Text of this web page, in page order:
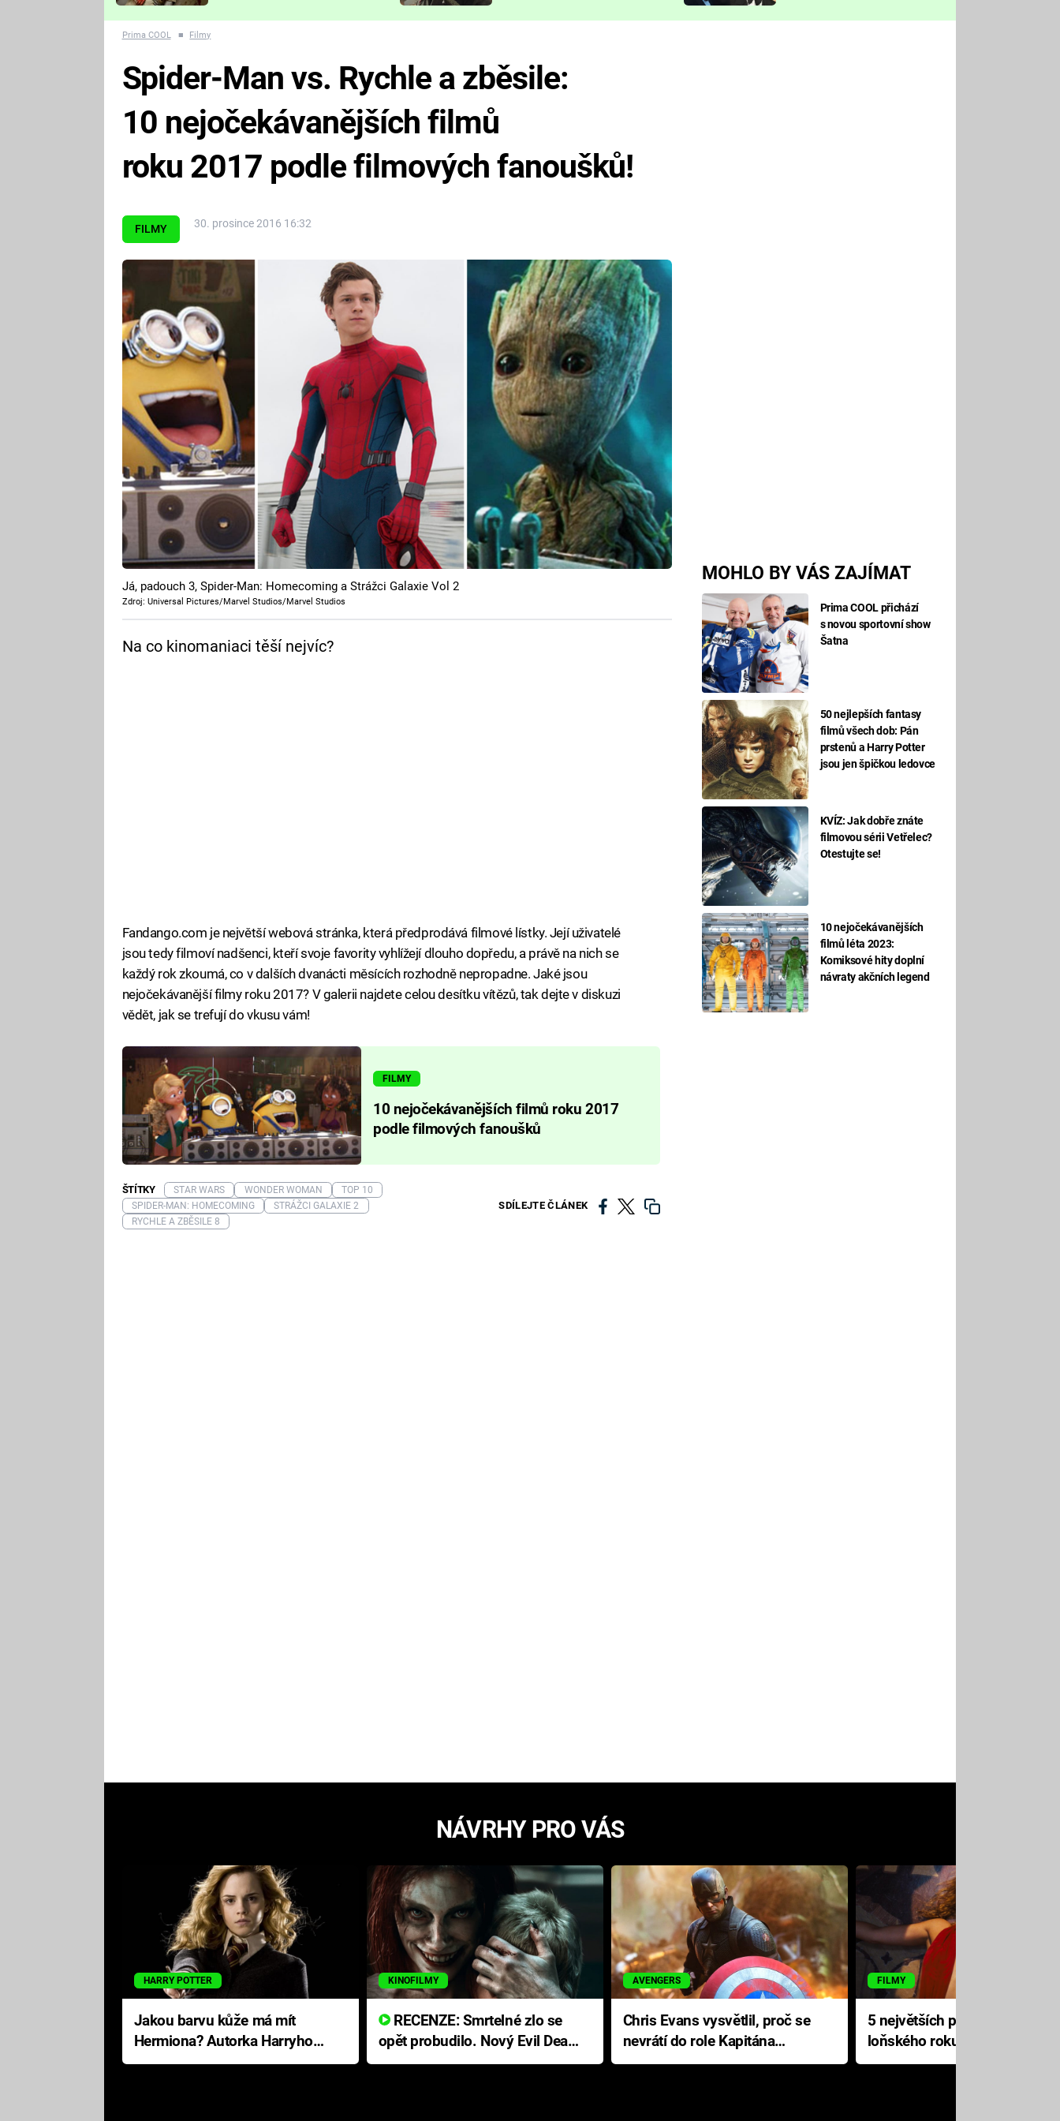
nejvíc zvednou tep?
Prima COOL ■ Filmy
FILMY 30. prosince 2016 16:32
MOHLO BY VÁS ZAJÍMAT
Prima COOL přichází
s novou sportovní show
Šatna
50 nejlepších fantasy
filmů všech dob: Pán
prstenů a Harry Potter
jsou jen špičkou ledovce
KVÍZ: Jak dobře znáte
filmovou sérii Vetřelec?
Otestujte se!
10 nejočekávanějších
filmů léta 2023:
Komiksové hity doplní
návraty akčních legend
Spider-Man vs. Rychle a zběsile:
10 nejočekávanějších filmů
roku 2017 podle filmových fanoušků!
Já, padouch 3, Spider-Man: Homecoming a Strážci Galaxie Vol 2
Zdroj: Universal Pictures/Marvel Studios/Marvel Studios
Na co kinomaniaci těší nejvíc?
Fandango.com je největší webová stránka, která předprodává filmové lístky. Její uživatelé
jsou tedy filmoví nadšenci, kteří svoje favority vyhlížejí dlouho dopředu, a právě na nich se
každý rok zkoumá, co v dalších dvanácti měsících rozhodně nepropadne. Jaké jsou
nejočekávanější filmy roku 2017? V galerii najdete celou desítku vítězů, tak dejte v diskuzi
vědět, jak se trefují do vkusu vám!
FILMY
10 nejočekávanějších filmů roku 2017
podle filmových fanoušků
SDÍLEJTE ČLÁNEK
ŠTÍTKY STAR WARS WONDER WOMAN
TOP 10
SPIDER-MAN: HOMECOMING
STRÁŽCI GALAXIE 2
RYCHLE A ZBĚSILE 8
NÁVRHY PRO VÁS
HARRY POTTER
Jakou barvu kůže má mít
Hermiona? Autorka Harryho
Pottera přišla s ráznou
KINOFILMY
RECENZE: Smrtelné zlo se
opět probudilo. Nový Evil Dead
přichází s neodolatelnou
AVENGERS
Chris Evans vysvětlil, proč se
nevrátí do role Kapitána
Ameriky
FILMY
5 největších propadáků
loňského roku: Disney na
jediné katastrofě prodělal 200